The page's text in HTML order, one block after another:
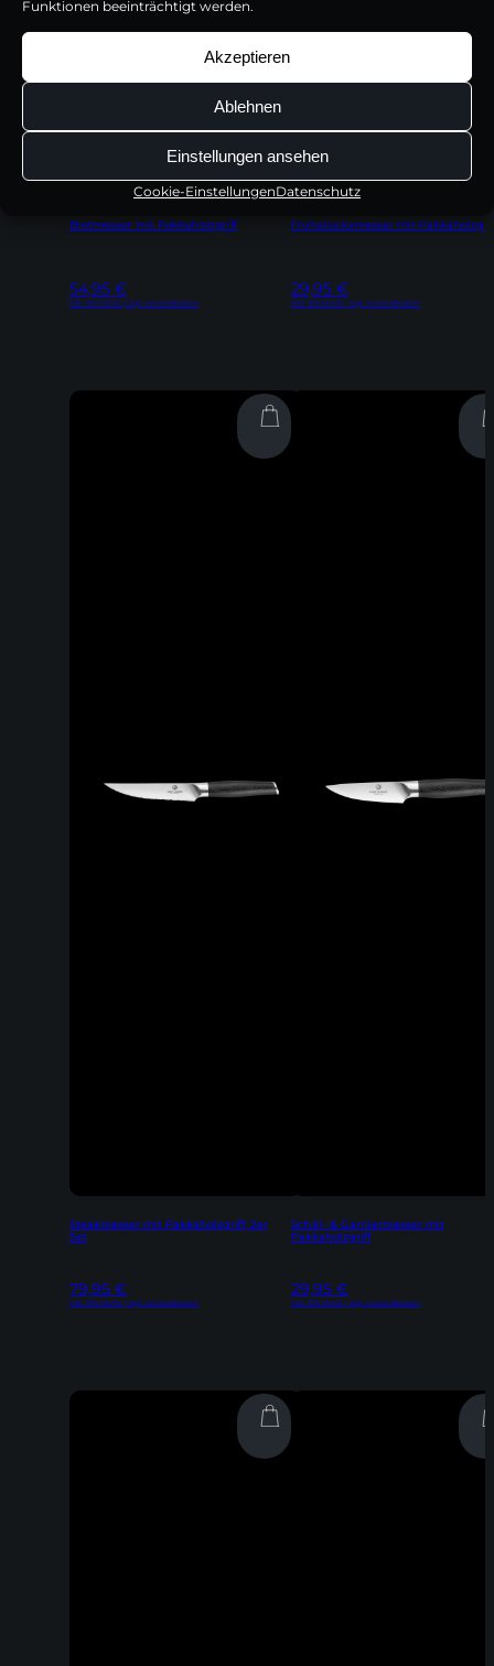
Funktionen beeinträchtigt werden.
Akzeptieren
Ablehnen
Einstellungen ansehen
Cookie-EinstellungenDatenschutz
Brotmesser mit Pakkaholzgriff
54,95 €
Inkl. 19% MwSt | zzgl. Versandkosten
Frühstücksmesser mit
29,95 €
Inkl. 19% MwSt | zzgl. Versandkosten
Steakmesser mit Pakkaholzgriff, 2er
Set
79,95 €
Inkl. 19% MwSt | zzgl. Versandkosten
Schäl- & Garniermesser mit
Pakkaholzgriff
29,95 €
Inkl. 19% MwSt | zzgl. Versandkosten